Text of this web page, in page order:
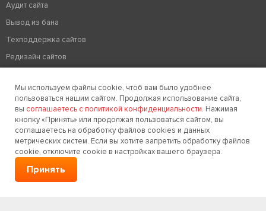
Аудит сайта
Вывод из бана
Техподдержка сайтов
Редизайн сайтов
Оптимизация сайтов
Удаление вирусов на сайте
Дизайн
Дизайн сайта
Разработка логотипа компании
Создание фирменного стиля
Мы используем файлы cookie, чтоб вам было удобнее
пользоваться нашим сайтом. Продолжая использование сайта,
вы соглашаетесь с политикой конфиденциальности. Нажимая
кнопку «Принять» или продолжая пользоваться сайтом, вы
соглашаетесь на обработку файлов cookies и данных
метрических систем. Если вы хотите запретить обработку файлов
cookie, отключите cookie в настройках вашего браузера.
Принять